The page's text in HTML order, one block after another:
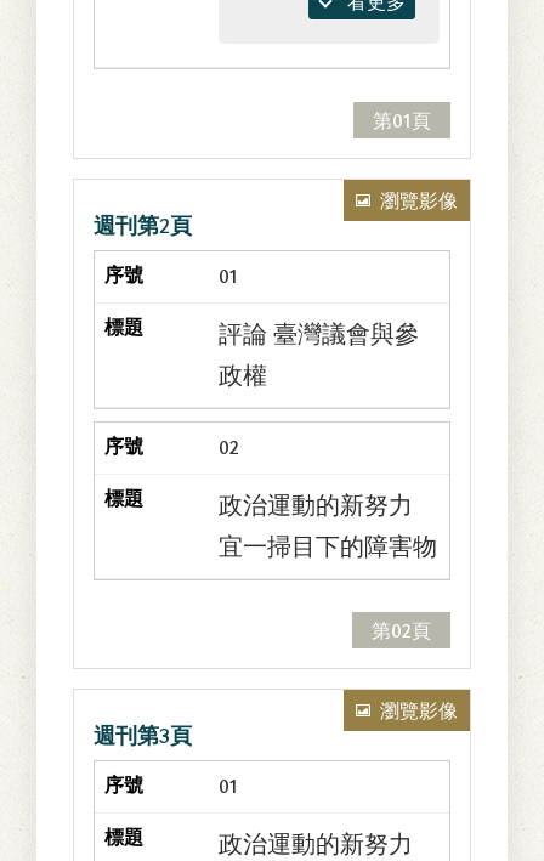
對象，是在以民
國家是這樣的，
就是代議制度的
立憲君主國，也
選舉，代表民意
參與立法的，所
以參與立法的主
員，還是在民
眾。至於行政上
司法上的官吏，
附與的範圍內的
權限而已，民眾
雖是服從法律，
憲政治之治下的
第01頁
週刊第2頁
瀏覽影像
01
評論 臺灣議會與參
政權
02
政治運動的新努力
宜一掃目下的障害物
第02頁
週刊第3頁
瀏覽影像
01
政治運動的新努力